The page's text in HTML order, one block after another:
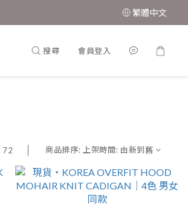
繁體中文
韓 國．東 大 門．男 女 裝 MUAH MUAH．韓國
搜尋 會員登入
72 商品排序: 上架時間: 由新到舊